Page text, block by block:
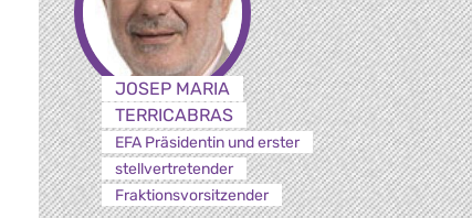
JOSEP MARIA
TERRICABRAS
EFA Präsidentin und erster
stellvertretender
Fraktionsvorsitzender